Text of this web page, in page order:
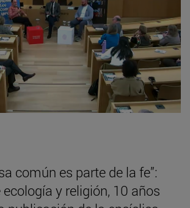
común es parte de la fe”:
y religión, 10 años